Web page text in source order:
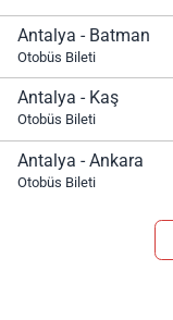
Antalya - Batman
Otobüs Bileti
Antalya - Kaş
Otobüs Bileti
Antalya - Ankara
Otobüs Bileti